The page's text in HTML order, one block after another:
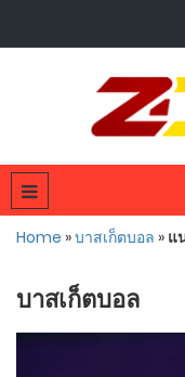
Home »บาสเก็ตบอล » แ
บาสเก็ตบอล